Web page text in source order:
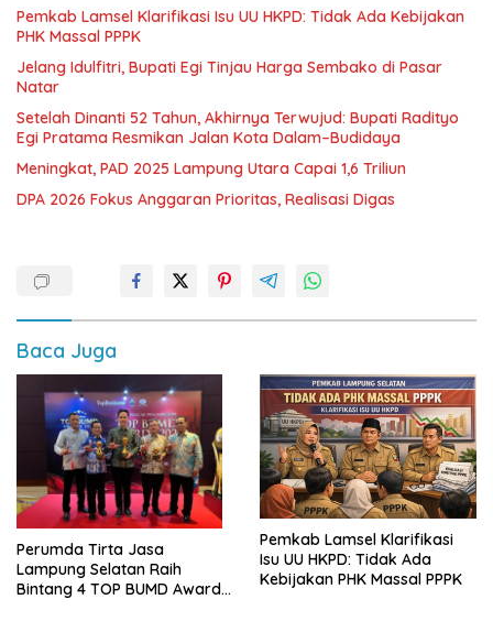
Pemkab Lamsel Klarifikasi Isu UU HKPD: Tidak Ada Kebijakan
PHK Massal PPPK
Jelang Idulfitri, Bupati Egi Tinjau Harga Sembako di Pasar
Natar
Setelah Dinanti 52 Tahun, Akhirnya Terwujud: Bupati Radityo
Egi Pratama Resmikan Jalan Kota Dalam–Budidaya
Meningkat, PAD 2025 Lampung Utara Capai 1,6 Triliun
DPA 2026 Fokus Anggaran Prioritas, Realisasi Digas
Baca Juga
Perumda Tirta Jasa
Lampung Selatan Raih
Bintang 4 TOP BUMD Awards
Pemkab Lamsel Klarifikasi
Isu UU HKPD: Tidak Ada
Kebijakan PHK Massal PPPK